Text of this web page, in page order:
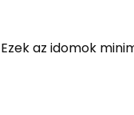
az idomok